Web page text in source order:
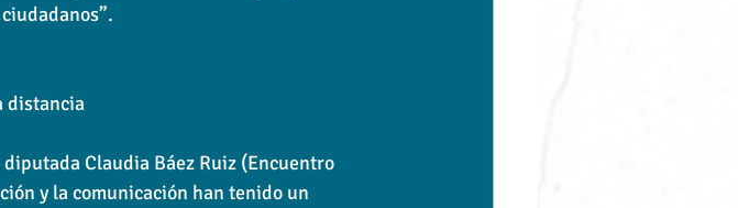
distancia
Claudia Báez Ruiz (Encuentro
y la comunicación han tenido un